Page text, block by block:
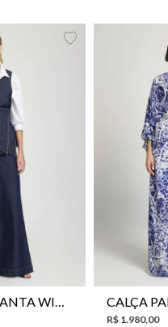
44
CALÇA JEANS PANTA WIDE LE LIS ISIS FEMININA
34 36
R$ 1.980,00